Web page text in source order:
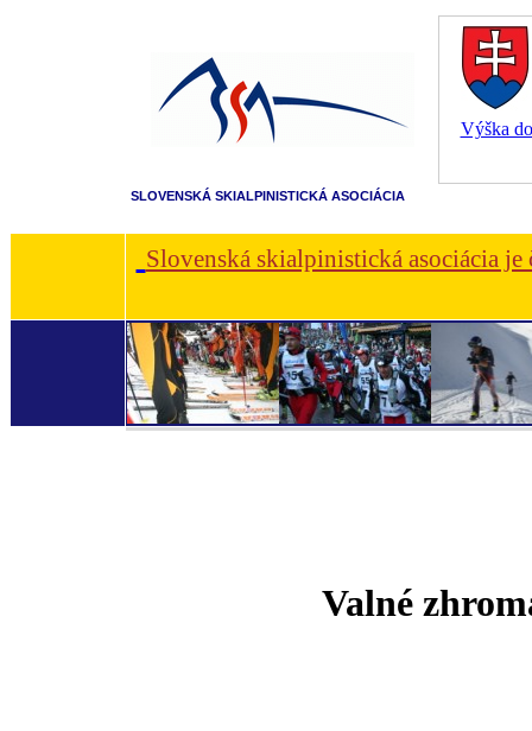
Výška
SLOVENSKÁ SKIALPINISTICKÁ ASOCIÁCIA
Slovenská skialpinistická asociácia
Valné